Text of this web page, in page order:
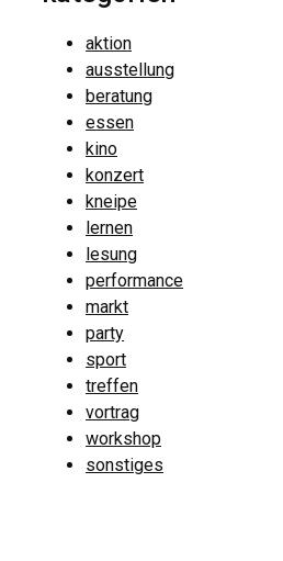
aktion
ausstellung
beratung
essen
kino
konzert
kneipe
lernen
lesung
performance
markt
party
sport
treffen
vortrag
workshop
sonstiges